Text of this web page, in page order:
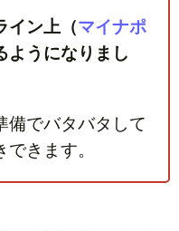
イン上（マイナポ
ようになりまし
備でバタバタして
きます。